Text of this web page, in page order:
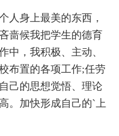
身上最美的东西，
啬候我把学生的德育
中，我积极、主动、
布置的各项工作;任劳
己的思想觉悟、理论
。加快形成自己的`上